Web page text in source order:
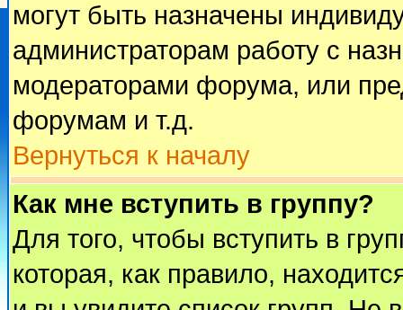
могут быть назначены
администраторам работу с
модераторами форума, или
форумам и т.д.
Вернуться к началу
Как мне вступить в группу?
Для того, чтобы вступить в
которая, как правило,